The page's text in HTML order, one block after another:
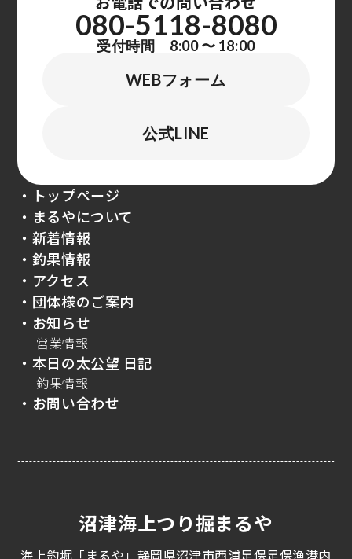
080-5118-8080
受付時間 8:00 〜 18:00
WEBフォーム
公式LINE
・トップページ
・まるやについて
・新着情報
・釣果情報
・アクセス
・団体様のご案内
・お知らせ
営業情報
・本日の太公望 日記
釣果情報
・お問い合わせ
沼津海上つり掘まるや
海上釣堀「まるや」静岡県沼津市西浦足保足保漁港内